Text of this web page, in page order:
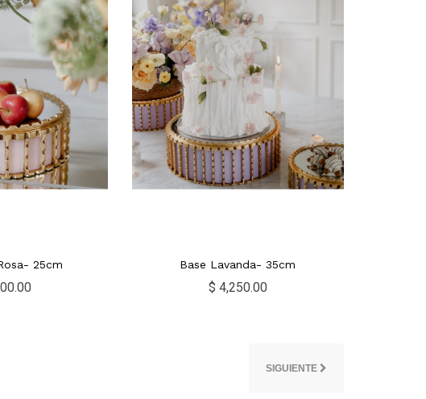
25cm Base Lavanda- 35cm
$ 4,250.00
SIGUIENTE